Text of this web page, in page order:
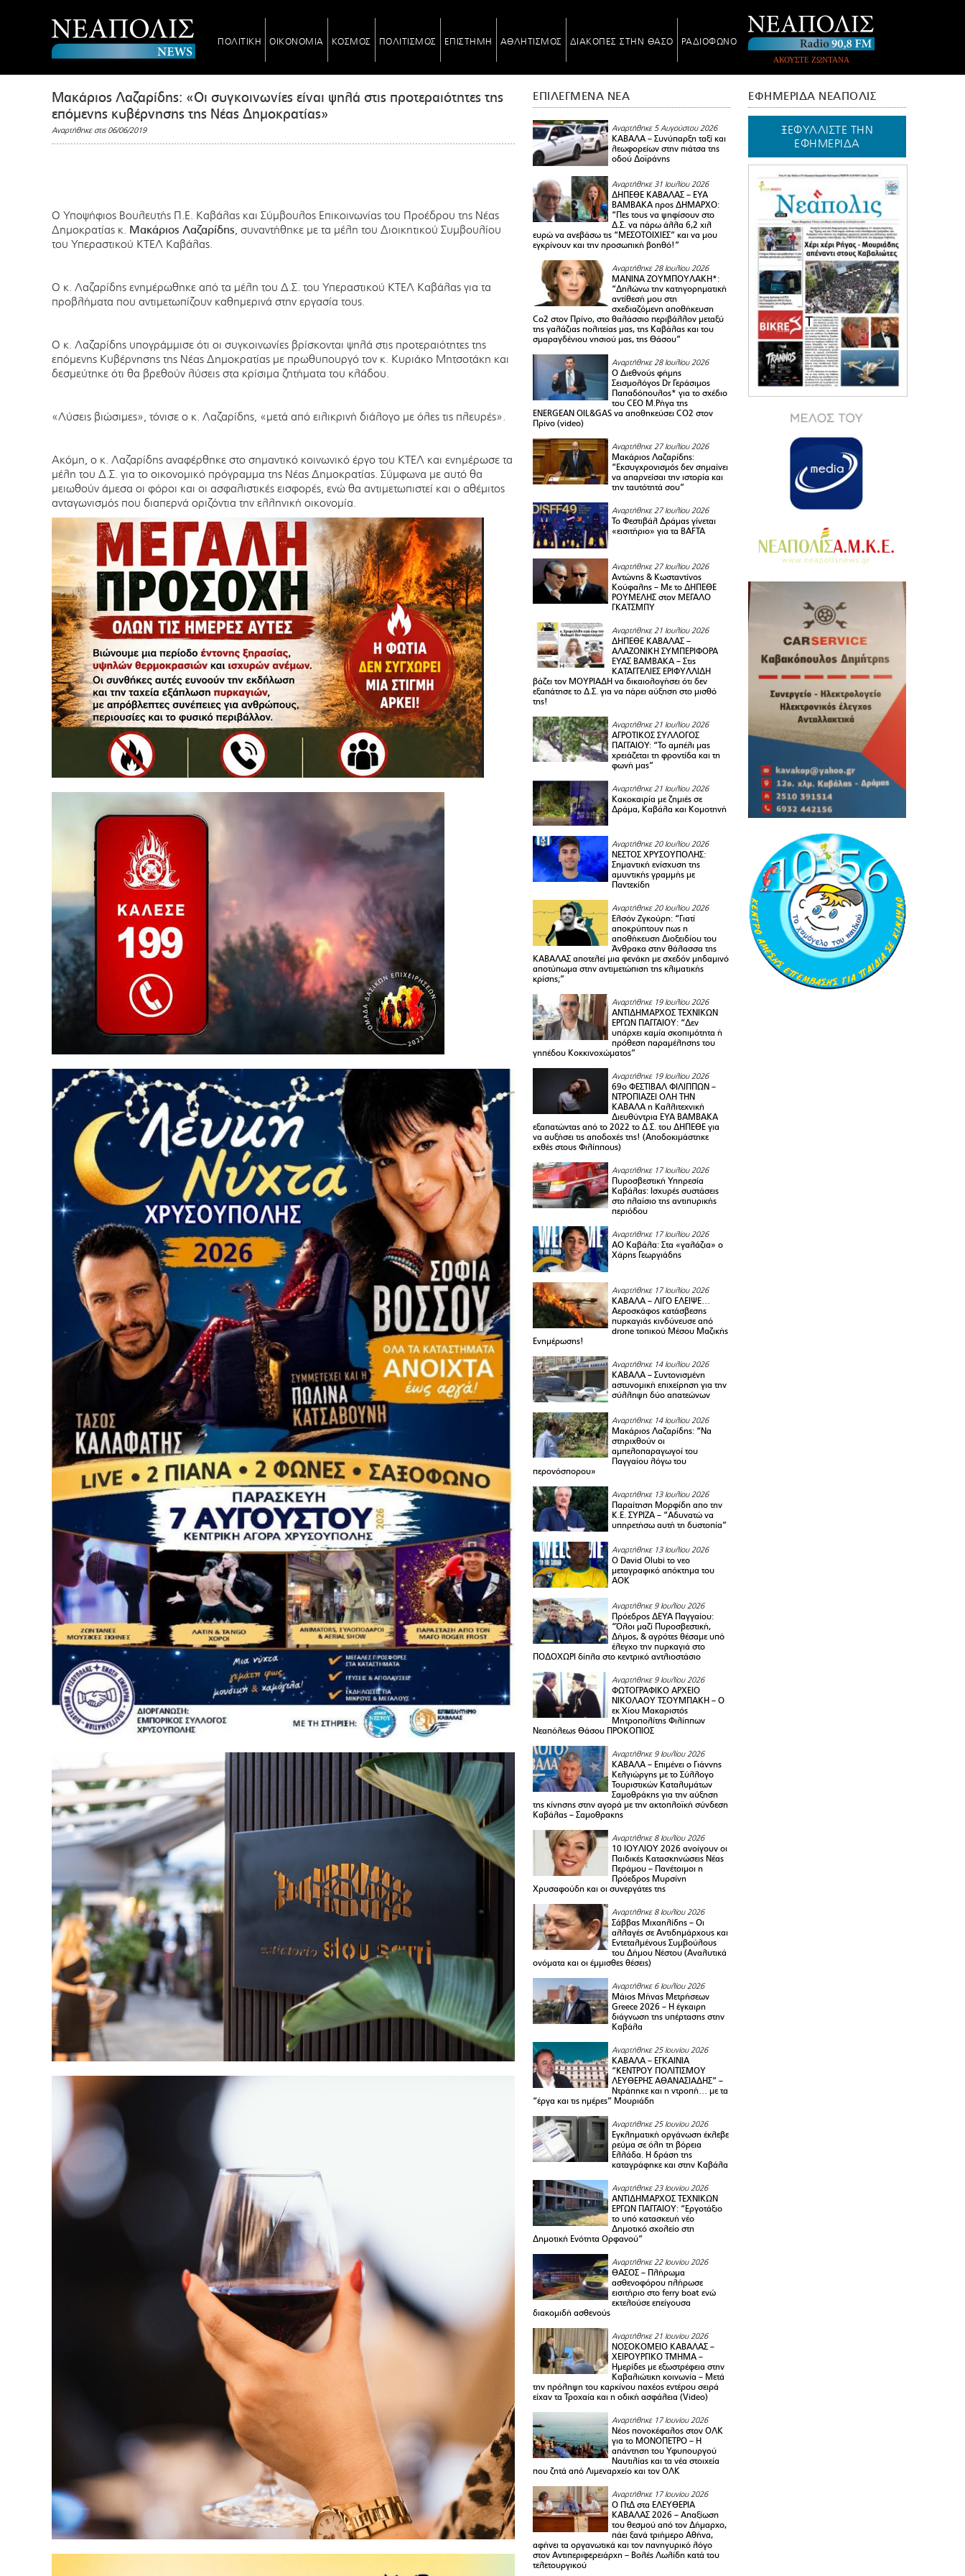
ΠΟΛΙΤΙΚΗ ΟΙΚΟΝΟΜΙΑ ΚΟΣΜΟΣ ΠΟΛΙΤΙΣΜΟΣ ΕΠΙΣΤΗΜΗ ΑΘΛΗΤΙΣΜΟΣ ΔΙΑΚΟΠΕΣ ΣΤΗΝ ΘΑΣΟ ΡΑΔΙΟΦΩΝΟ
ΑΚΟΥΣΤΕ ΖΩΝΤΑΝΑ
Μακάριος Λαζαρίδης: «Οι συγκοινωνίες είναι ψηλά στις προτεραιότητες της
επόμενης κυβέρνησης της Νέας Δημοκρατίας»
Αναρτήθηκε στις 06/06/2019
Ο Υποψήφιος Βουλευτής Π.Ε. Καβάλας και Σύμβουλος Επικοινωνίας του Προέδρου της Νέας
Δημοκρατίας κ. Μακάριος Λαζαρίδης, συναντήθηκε με τα μέλη του Διοικητικού Συμβουλίου
του Υπεραστικού ΚΤΕΛ Καβάλας.
Ο κ. Λαζαρίδης ενημέρωθηκε από τα μέλη του Δ.Σ. του Υπεραστικού ΚΤΕΛ Καβάλας για τα
προβλήματα που αντιμετωπίζουν καθημερινά στην εργασία τους.
Ο κ. Λαζαρίδης υπογράμμισε ότι οι συγκοινωνίες βρίσκονται ψηλά στις προτεραιότητες της
επόμενης Κυβέρνησης της Νέας Δημοκρατίας με πρωθυπουργό τον κ. Κυριάκο Μητσοτάκη και
δεσμεύτηκε ότι θα βρεθούν λύσεις στα κρίσιμα ζητήματα του κλάδου.
«Λύσεις βιώσιμες», τόνισε ο κ. Λαζαρίδης, «μετά από ειλικρινή διάλογο με όλες τις πλευρές».
Ακόμη, ο κ. Λαζαρίδης αναφέρθηκε στο σημαντικό κοινωνικό έργο του ΚΤΕΛ και ενημέρωσε τα
μέλη του Δ.Σ. για το οικονομικό πρόγραμμα της Νέας Δημοκρατίας. Σύμφωνα με αυτό θα
μειωθούν άμεσα οι φόροι και οι ασφαλιστικές εισφορές, ενώ θα αντιμετωπιστεί και ο αθέμιτος
ανταγωνισμός που διαπερνά οριζόντια την ελληνική οικονομία.
ΕΠΙΛΕΓΜΕΝΑ ΝΕΑ
Αναρτήθηκε 5 Αυγούστου 2026
ΚΑΒΑΛΑ – Συνύπαρξη ταξί και
λεωφορείων στην πιάτσα της
οδού Δοϊράνης
Αναρτήθηκε 31 Ιουλίου 2026
ΔΗΠΕΘΕ ΚΑΒΑΛΑΣ – ΕΥΑ
ΒΑΜΒΑΚΑ προς ΔΗΜΑΡΧΟ:
“Πες τους να ψηφίσουν στο
Δ.Σ. να πάρω άλλα 6,2 χιλ
ευρώ να ανεβάσω τις “ΜΕΣΟΤΟΙΧΙΕΣ” και να μου
εγκρίνουν και την προσωπική βοηθό!”
Αναρτήθηκε 28 Ιουλίου 2026
ΜΑΝΙΝΑ ΖΟΥΜΠΟΥΛΑΚΗ*:
“Δηλώνω την κατηγορηματική
αντίθεσή μου στη
σχεδιαζόμενη αποθήκευση
Co2 στον Πρίνο, στο θαλάσσιο περιβάλλον μεταξύ
της γαλάζιας πολιτείας μας, της Καβάλας και του
σμαραγδένιου νησιού μας, της Θάσου”
Αναρτήθηκε 28 Ιουλίου 2026
Ο Διεθνούς φήμης
Σεισμολόγος Dr Γεράσιμος
Παπαδόπουλος* για το σχέδιο
του CEO M.Ρήγα της
ENERGEAN OIL&GAS να αποθηκεύσει CO2 στον
Πρίνο (video)
Αναρτήθηκε 27 Ιουλίου 2026
Μακάριος Λαζαρίδης:
“Εκσυγχρονισμός δεν σημαίνει
να απαρνείσαι την ιστορία και
την ταυτότητά σου”
Αναρτήθηκε 27 Ιουλίου 2026
Το Φεστιβάλ Δράμας γίνεται
«εισιτήριο» για τα BAFTA
Αναρτήθηκε 27 Ιουλίου 2026
Αντώνης & Κωσταντίνος
Κούφαλης – Με το ΔΗΠΕΘΕ
ΡΟΥΜΕΛΗΣ στον ΜΕΓΑΛΟ
ΓΚΑΤΣΜΠΥ
Αναρτήθηκε 21 Ιουλίου 2026
ΔΗΠΕΘΕ ΚΑΒΑΛΑΣ –
ΑΛΑΖΟΝΙΚΗ ΣΥΜΠΕΡΙΦΟΡΑ
ΕΥΑΣ ΒΑΜΒΑΚΑ – Στις
ΚΑΤΑΓΓΕΛΙΕΣ ΕΡΙΦΥΛΛΙΔΗ
βάζει τον ΜΟΥΡΙΑΔΗ να δικαιολογήσει ότι δεν
εξαπάτησε το Δ.Σ. για να πάρει αύξηση στο μισθό
της!
Αναρτήθηκε 21 Ιουλίου 2026
ΑΓΡΟΤΙΚΟΣ ΣΥΛΛΟΓΟΣ
ΠΑΓΓΑΙΟY: “Το αμπέλι μας
χρειάζεται τη φροντίδα και τη
φωνή μας”
Αναρτήθηκε 21 Ιουλίου 2026
Κακοκαιρία με ζημιές σε
Δράμα, Καβάλα και Κομοτηνή
Αναρτήθηκε 20 Ιουλίου 2026
ΝΕΣΤΟΣ ΧΡΥΣΟΥΠΟΛΗΣ:
Σημαντική ενίσχυση της
αμυντικής γραμμής με
Παντεκίδη
Αναρτήθηκε 20 Ιουλίου 2026
Ελσόν Ζγκούρη: “Γιατί
αποκρύπτουν πως η
αποθήκευση Διοξειδίου του
Άνθρακα στην θάλασσα της
ΚΑΒΑΛΑΣ αποτελεί μια φενάκη με σχεδόν μηδαμινό
αποτύπωμα στην αντιμετώπιση της κλιματικής
κρίσης;”
Αναρτήθηκε 19 Ιουλίου 2026
ΑΝΤΙΔΗΜΑΡΧΟΣ ΤΕΧΝΙΚΩΝ
ΕΡΓΩΝ ΠΑΓΓΑΙΟΥ: “Δεν
υπάρχει καμία σκοπιμότητα ή
πρόθεση παραμέλησης του
γηπέδου Κοκκινοχώματος”
Αναρτήθηκε 19 Ιουλίου 2026
69ο ΦΕΣΤΙΒΑΛ ΦΙΛΙΠΠΩΝ –
ΝΤΡΟΠΙΑΖΕΙ ΟΛΗ ΤΗΝ
ΚΑΒΑΛΑ η Καλλιτεχνική
Διευθύντρια ΕΥΑ ΒΑΜΒΑΚΑ
εξαπατώντας από το 2022 το Δ.Σ. του ΔΗΠΕΘΕ για
να αυξήσει τις αποδοχές της! (Αποδοκιμάστηκε
εχθές στους Φιλίππους)
Αναρτήθηκε 17 Ιουλίου 2026
Πυροσβεστική Υπηρεσία
Καβάλας: Ισχυρές συστάσεις
στο πλαίσιο της αντιπυρικής
περιόδου
Αναρτήθηκε 17 Ιουλίου 2026
ΑΟ Καβάλα: Στα «γαλάζια» ο
Χάρης Γεωργιάδης
Αναρτήθηκε 17 Ιουλίου 2026
ΚΑΒΑΛΑ – ΛΙΓΟ ΕΛΕΙΨΕ…
Αεροσκάφος κατάσβεσης
πυρκαγιάς κινδύνευσε από
drone τοπικού Μέσου Μαζικής
Ενημέρωσης!
Αναρτήθηκε 14 Ιουλίου 2026
ΚΑΒΑΛΑ – Συντονισμένη
αστυνομική επιχείρηση για την
σύλληψη δύο απατεώνων
Αναρτήθηκε 14 Ιουλίου 2026
Μακάριος Λαζαρίδης: “Να
στηριχθούν οι
αμπελοπαραγωγοί του
Παγγαίου λόγω του
περονόσπορου»
Αναρτήθηκε 13 Ιουλίου 2026
Παραίτηση Μορφίδη απο την
Κ.Ε. ΣΥΡΙΖΑ – “Αδυνατώ να
υπηρετήσω αυτή τη δυστοπία”
Αναρτήθηκε 13 Ιουλίου 2026
Ο David Olubi το νεο
μεταγραφικό απόκτημα του
ΑΟΚ
Αναρτήθηκε 9 Ιουλίου 2026
Πρόεδρος ΔΕΥΑ Παγγαίου:
“Όλοι μαζί Πυροσβεστική,
Δήμος, & αγρότες θέσαμε υπό
έλεγχο την πυρκαγιά στο
ΠΟΔΟΧΩΡΙ δίπλα στο κεντρικό αντλιοστάσιο
Αναρτήθηκε 9 Ιουλίου 2026
ΦΩΤΟΓΡΑΦΙΚΟ ΑΡΧΕΙΟ
ΝΙΚΟΛΑΟΥ ΤΣΟΥΜΠΑΚΗ – Ο
εκ Χίου Μακαριστός
Μητροπολίτης Φιλίππων
Νεαπόλεως Θάσου ΠΡΟΚΟΠΙΟΣ
Αναρτήθηκε 9 Ιουλίου 2026
ΚΑΒΑΛΑ – Επιμένει ο Γιάννης
Κελγιώργης με το Σύλλογο
Τουριστικών Καταλυμάτων
Σαμοθράκης για την αύξηση
της κίνησης στην αγορά με την ακτοπλοϊκή σύνδεση
Καβάλας – Σαμοθρακης
Αναρτήθηκε 8 Ιουλίου 2026
10 ΙΟΥΛΙΟΥ 2026 ανοίγουν οι
Παιδικές Κατασκηνώσεις Νέας
Περάμου – Πανέτοιμοι η
Πρόεδρος Μυρσίνη
Χρυσαφούδη και οι συνεργάτες της
Αναρτήθηκε 8 Ιουλίου 2026
Σάββας Μιχαηλίδης – Οι
αλλαγές σε Αντιδημάρχους και
Εντεταλμένους Συμβούλους
του Δήμου Νέστου (Αναλυτικά
ονόματα και οι έμμισθες θέσεις)
Αναρτήθηκε 6 Ιουλίου 2026
Μάιος Μήνας Μετρήσεων
Greece 2026 – H έγκαιρη
διάγνωση της υπέρτασης στην
Καβάλα
Αναρτήθηκε 25 Ιουνίου 2026
ΚΑΒΑΛΑ – ΕΓΚΑΙΝΙΑ
“ΚΕΝΤΡΟΥ ΠΟΛΙΤΙΣΜΟΥ
ΛΕΥΘΕΡΗΣ ΑΘΑΝΑΣΙΑΔΗΣ” –
Ντράπηκε και η ντροπή… με τα
“έργα και τις ημέρες” Μουριάδη
Αναρτήθηκε 25 Ιουνίου 2026
Εγκληματική οργάνωση έκλεβε
ρεύμα σε όλη τη βόρεια
Ελλάδα. Η δράση της
καταγράφηκε και στην Καβάλα
Αναρτήθηκε 23 Ιουνίου 2026
ΑΝΤΙΔΗΜΑΡΧΟΣ ΤΕΧΝΙΚΩΝ
ΕΡΓΩΝ ΠΑΓΓΑΙΟΥ: “Εργοτάξιο
το υπό κατασκευή νέο
Δημοτικό σχολείο στη
Δημοτική Ενότητα Ορφανού”
Αναρτήθηκε 22 Ιουνίου 2026
ΘΑΣΟΣ – Πλήρωμα
ασθενοφόρου πλήρωσε
εισιτήριο στο ferry boat ενώ
εκτελούσε επείγουσα
διακομιδή ασθενούς
Αναρτήθηκε 21 Ιουνίου 2026
ΝΟΣΟΚΟΜΕΙΟ ΚΑΒΑΛΑΣ –
ΧΕΙΡΟΥΡΓΙΚΟ ΤΜΗΜΑ –
Ημερίδες με εξωστρέφεια στην
Καβαλιώτικη κοινωνία – Μετά
την πρόληψη του καρκίνου παχέος εντέρου σειρά
είχαν τα Τροχαία και η οδική ασφάλεια (Video)
Αναρτήθηκε 17 Ιουνίου 2026
Νέος πονοκέφαλος στον ΟΛΚ
για το ΜΟΝΟΠΕΤΡΟ – Η
απάντηση του Υφυπουργού
Ναυτιλίας και τα νέα στοιχεία
που ζητά από Λιμεναρχείο και τον ΟΛΚ
Αναρτήθηκε 17 Ιουνίου 2026
Ο ΠτΔ στα ΕΛΕΥΘΕΡΙΑ
ΚΑΒΑΛΑΣ 2026 – Απαξίωση
του θεσμού από τον Δήμαρχο,
πάει ξανά τριήμερο Αθήνα,
αφήνει τα οργανωτικά και τον πανηγυρικό λόγο
στον Αντιπεριφερειάρχη – Βολές Λωλίδη κατά του
τελετουργικού
ΕΦΗΜΕΡΙΔΑ ΝΕΑΠΟΛΙΣ
ΞΕΦΥΛΛΙΣΤΕ ΤΗΝ
ΕΦΗΜΕΡΙΔΑ